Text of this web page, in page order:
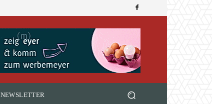
NEWSLETTER